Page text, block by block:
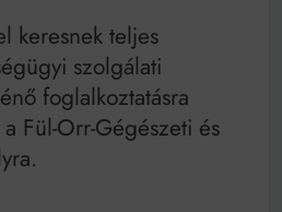
technológia akkor
keresnek teljes
szolgálati
foglalkoztatásra
Fül-Orr-Gégészeti és